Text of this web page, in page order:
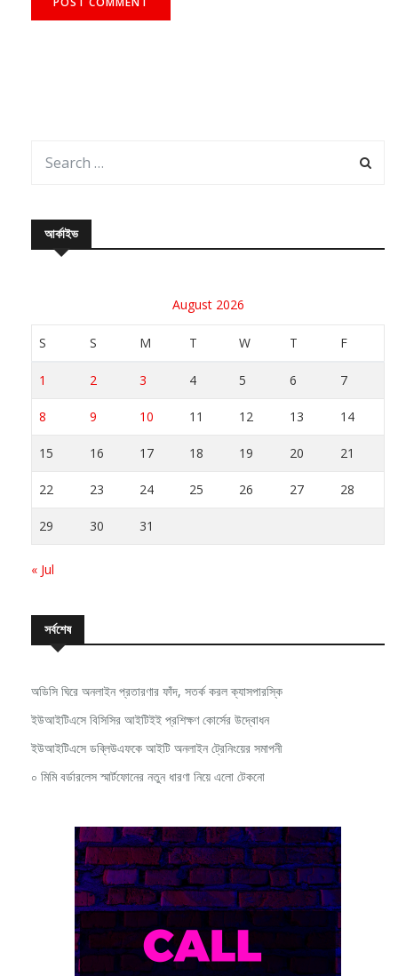
আর্কাইভ
August 2026
S S M T W T F
1 2 3 4 5 6 7
8 9 10 11 12 13 14
15 16 17 18 19 20 21
22 23 24 25 26 27 28
29 30 31
« Jul
সর্বশেষ
অডিসি ঘিরে অনলাইন প্রতারণার ফাঁদ, সতর্ক করল ক্যাসপারস্কি
ইউআইটিএসে বিসিসির আইটিইই প্রশিক্ষণ কোর্সের উদ্বোধন
ইউআইটিএসে ডব্লিউএফকে আইটি অনলাইন ট্রেনিংয়ের সমাপনী
০ মিমি বর্ডারলেস স্মার্টফোনের নতুন ধারণা নিয়ে এলো টেকনো